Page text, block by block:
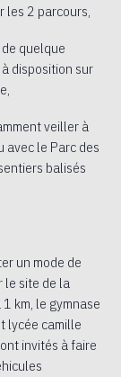
2 parcours,
quelque
disposition sur
veiller à
avec le Parc des
balisés
un mode de
le site de la
km, le gymnase
lycée camille
invités à faire